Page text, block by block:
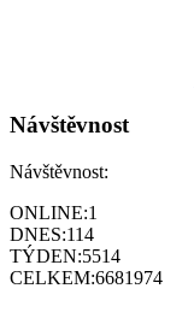
Návštěvnost
Návštěvnost:
ONLINE:1
DNES:114
TÝDEN:5514
CELKEM:6681974